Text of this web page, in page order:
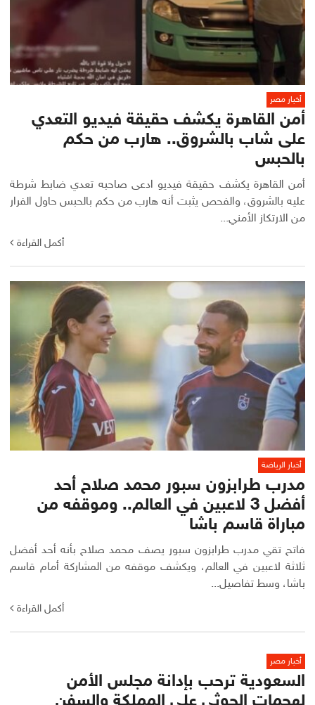
أخبار مصر
أمن القاهرة يكشف حقيقة فيديو التعدي
على شاب بالشروق.. هارب من حكم
بالحبس
أمن القاهرة يكشف حقيقة فيديو ادعى صاحبه تعدي ضابط شرطة
عليه بالشروق، والفحص يثبت أنه هارب من حكم بالحبس حاول الفرار
من الارتكاز الأمني...
أكمل القراءة
أخبار الرياضة
مدرب طرابزون سبور محمد صلاح أحد
أفضل 3 لاعبين في العالم.. وموقفه من
مباراة قاسم باشا
فاتح تقي مدرب طرابزون سبور يصف محمد صلاح بأنه أحد أفضل
ثلاثة لاعبين في العالم، ويكشف موقفه من المشاركة أمام قاسم
باشا، وسط تفاصيل...
أكمل القراءة
أخبار مصر
السعودية ترحب بإدانة مجلس الأمن